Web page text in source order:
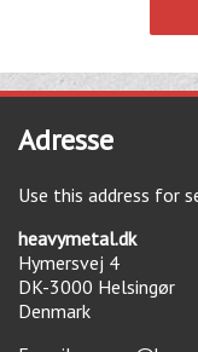
Adresse
Use this address for
heavymetal.dk
Hymersvej 4
DK-3000 Helsingør
Denmark